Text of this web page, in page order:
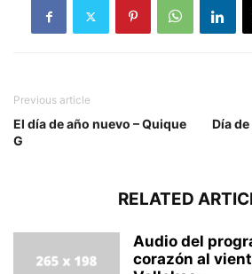
Previous article
El día de año nuevo – Quique
G
Día
RELATED
Audio del
corazón al